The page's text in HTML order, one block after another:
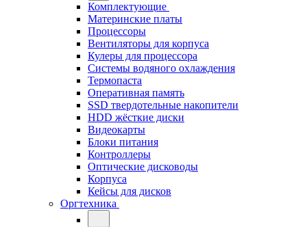
Комплектующие
Материнские платы
Процессоры
Вентиляторы для корпуса
Кулеры для процессора
Системы водяного охлаждения
Термопаста
Оперативная память
SSD твердотельные накопители
HDD жёсткие диски
Видеокарты
Блоки питания
Контроллеры
Оптические дисководы
Корпуса
Кейсы для дисков
Оргтехника